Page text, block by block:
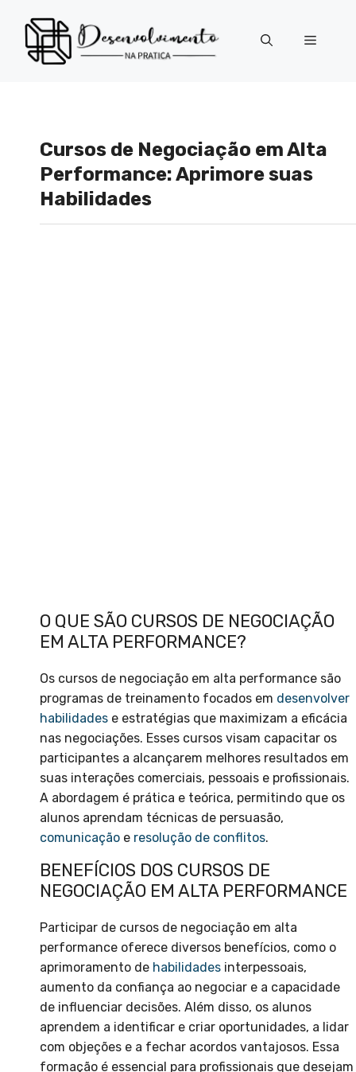
para
conteúdo
Menu
Cursos de Negociação em Alta
Performance: Aprimore suas
Habilidades
O QUE SÃO CURSOS DE NEGOCIAÇÃO
EM ALTA PERFORMANCE?
Os cursos de negociação em alta performance são
programas de treinamento focados em desenvolver
habilidades e estratégias que maximizam a eficácia
nas negociações. Esses cursos visam capacitar os
participantes a alcançarem melhores resultados em
suas interações comerciais, pessoais e profissionais.
A abordagem é prática e teórica, permitindo que os
alunos aprendam técnicas de persuasão,
comunicação e resolução de conflitos.
BENEFÍCIOS DOS CURSOS DE
NEGOCIAÇÃO EM ALTA PERFORMANCE
Participar de cursos de negociação em alta
performance oferece diversos benefícios, como o
aprimoramento de habilidades interpessoais,
aumento da confiança ao negociar e a capacidade
de influenciar decisões. Além disso, os alunos
aprendem a identificar e criar oportunidades, a lidar
com objeções e a fechar acordos vantajosos. Essa
formação é essencial para profissionais que desejam